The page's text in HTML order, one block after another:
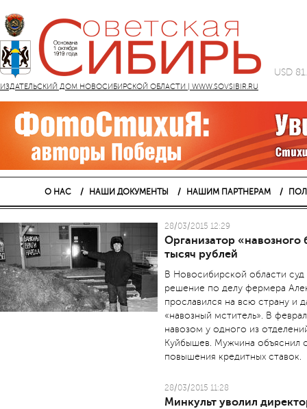
ИЗДАТЕЛЬСКИЙ ДОМ НОВОСИБИРСКОЙ ОБЛАСТИ | WWW.SOVSIBIR.RU
USD
О НАС НАШИ ДОКУМЕНТЫ НАШИМ ПАРТНЕРАМ
28/03/2015 12:29
Организатор
тысяч рублей
В Новосибирской области
решение по делу фермера
прославился на всю страну и
«навозный мститель». В
навозом у одного из
Куйбышев. Мужчина объяснил
повышения кредитных ставок.
28/03/2015 11:28
Минкульт уволил